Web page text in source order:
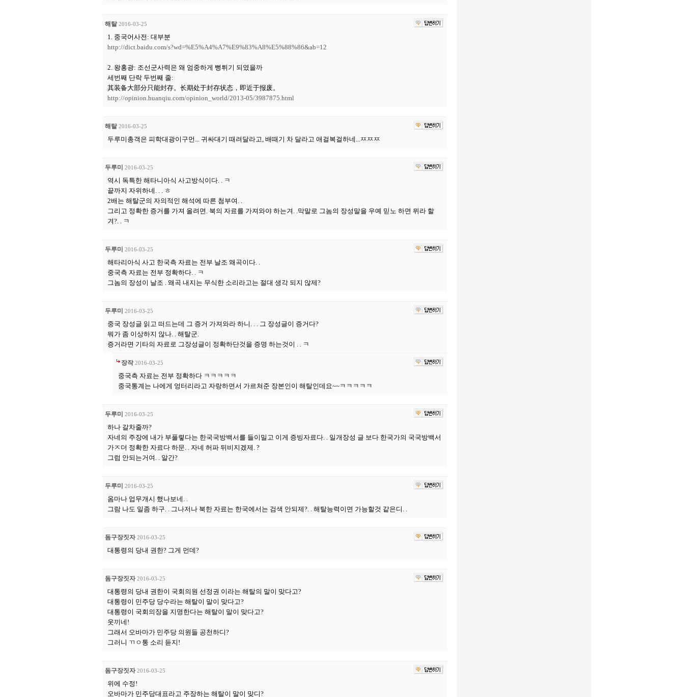
해탈 2016-03-25
1. 중국어사전: 대부분
http://dict.baidu.com/s?wd=%E5%A4%A7%E9%83%A8%E5%88%86&ab=12
2. 왕홍광: 조선군사력은 왜 엄중하게 뻥튀기 되였을까
세번째 단락 두번째 줄:
其装备大部分只能封存。长期处于封存状态，即近于报废。
http://opinion.huanqiu.com/opinion_world/2013-05/3987875.html
해탈 2016-03-25
두루미총객은 피학대광이구먼... 귀싸대기 때려달라고, 배때기 차 달라고 애걸복걸하네...ㅉㅉㅉ
두루미 2016-03-25
역시 독특한 해타니아식 사고방식이다. . ㅋ
끝까지 자위하네. . . ㅎ
2배는 해탈군의 자의적인 해석에 따른 첨부여. .
그리고 정확한 증거를 가져 올려면. 북의 자료를 가져와야 하는겨. .막말로 그놈의 장성말을 우예 믿노 하면 뮈라 할
겨?. . ㅋ
두루미 2016-03-25
해타리아식 사고 한국측 자료는 전부 날조 왜곡이다. .
중국측 자료는 전부 정확하다. . ㅋ
그놈의 장성이 날조 . 왜곡 내지는 무식한 소리라고는 절대 생각 되지 않제?
두루미 2016-03-25
중국 장성글 읽고 떠드는데 그 증거 가져와라 하니. . . 그 장성글이 증거다?
뭐가 좀 이상하지 않나. . 해탈군.
증거라면 기타의 자료로 그장성글이 정확하단것을 증명 하는것이 . . ㅋ
장작 2016-03-25
중국측 자료는 전부 정확하다 ㅋㅋㅋㅋㅋ
중국통계는 나에게 엉터리라고 자랑하면서 가르쳐준 장본인이 해탈인데요~~ㅋㅋㅋㅋㅋ
두루미 2016-03-25
하나 갈차줄까?
자네의 주장에 내가 부풀렿다는 한국국방백서를 들이밀고 이게 증빙자료다. . 일개장성 글 보다 한국가의 국국방백서
가ㅈ더 정확한 자료다 하문. . 자네 허파 뒤비지겠제. ?
그럼 안되는거여. . 알간?
두루미 2016-03-25
옴마나 업무개시 했나보네. .
그람 나도 일좀 하구. . 그나저나 북한 자료는 한국에서는 검색 안되제?. . 해탈능력이면 가능할것 같은디. .
돔구장짓자 2016-03-25
대통령의 당내 권한? 그게 먼데?
돔구장짓자 2016-03-25
대통령의 당내 권한이 국회의원 선정권 이라는 해탈의 말이 맞다고?
대통령이 민주당 당수라는 해탈이 말이 맞다고?
대통령이 국회의장을 지명한다는 해탈이 말이 맞다고?
웃끼네!
그래서 오바마가 민주당 의원들 공천하디?
그러니 ㄲㅇ통 소리 듣지!
돔구장짓자 2016-03-25
위에 수정!
오바마가 민주당대표라고 주장하는 해탈이 말이 맞디?